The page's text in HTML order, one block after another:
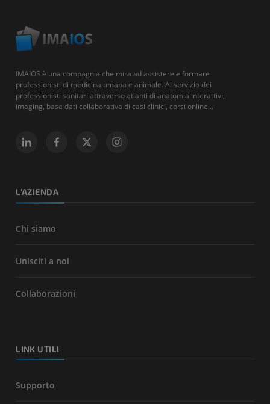
IMAIOS è una compagnia che mira ad assistere e formare
professionisti di medicina umana e animale. Al servizio dei
professionisti sanitari attraverso atlanti di anatomia interattivi,
imaging, base dati collaborativa di casi clinici, corsi online...
L'AZIENDA
Chi siamo
Unisciti a noi
Collaborazioni
LINK UTILI
Supporto